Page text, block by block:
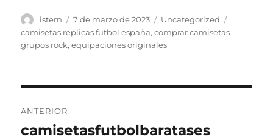
Autor
istern
Publicado
el
7 de marzo de 2023 Categorías
Uncategorized
camisetas replicas futbol españa,comprar camisetas
grupos rock,equipaciones originales
de
ANTERIOR
Entrada
camisetasfutbolbaratases